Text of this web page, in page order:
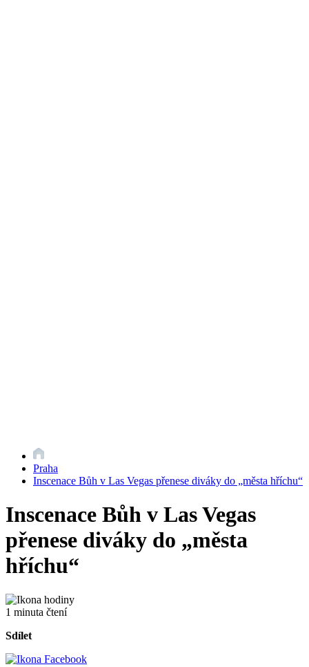
Praha
Inscenace Bůh v Las Vegas přenese diváky do „města hříchu“
Inscenace Bůh v Las Vegas
přenese diváky do „města
hříchu“
1 minuta čtení
Sdílet